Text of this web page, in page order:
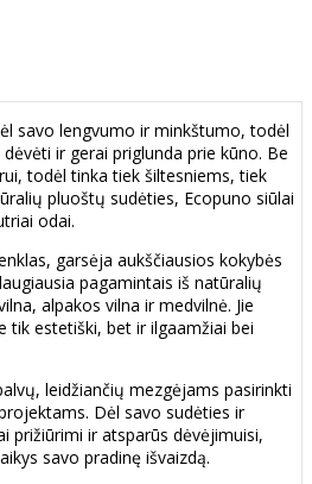
savo lengvumo ir minkštumo, todėl
ir gerai priglunda prie kūno. Be
todėl tinka tiek šiltesniems, tiek
pluoštų sudėties, Ecopuno siūlai
odai.
garsėja aukščiausios kokybės
pagamintais iš natūralių
alpakos vilna ir medvilnė. Jie
tik estetiški, bet ir ilgaamžiai bei
leidžiančių mezgėjams pasirinkti
Dėl savo sudėties ir
prižiūrimi ir atsparūs dėvėjimuisi,
savo pradinę išvaizdą.